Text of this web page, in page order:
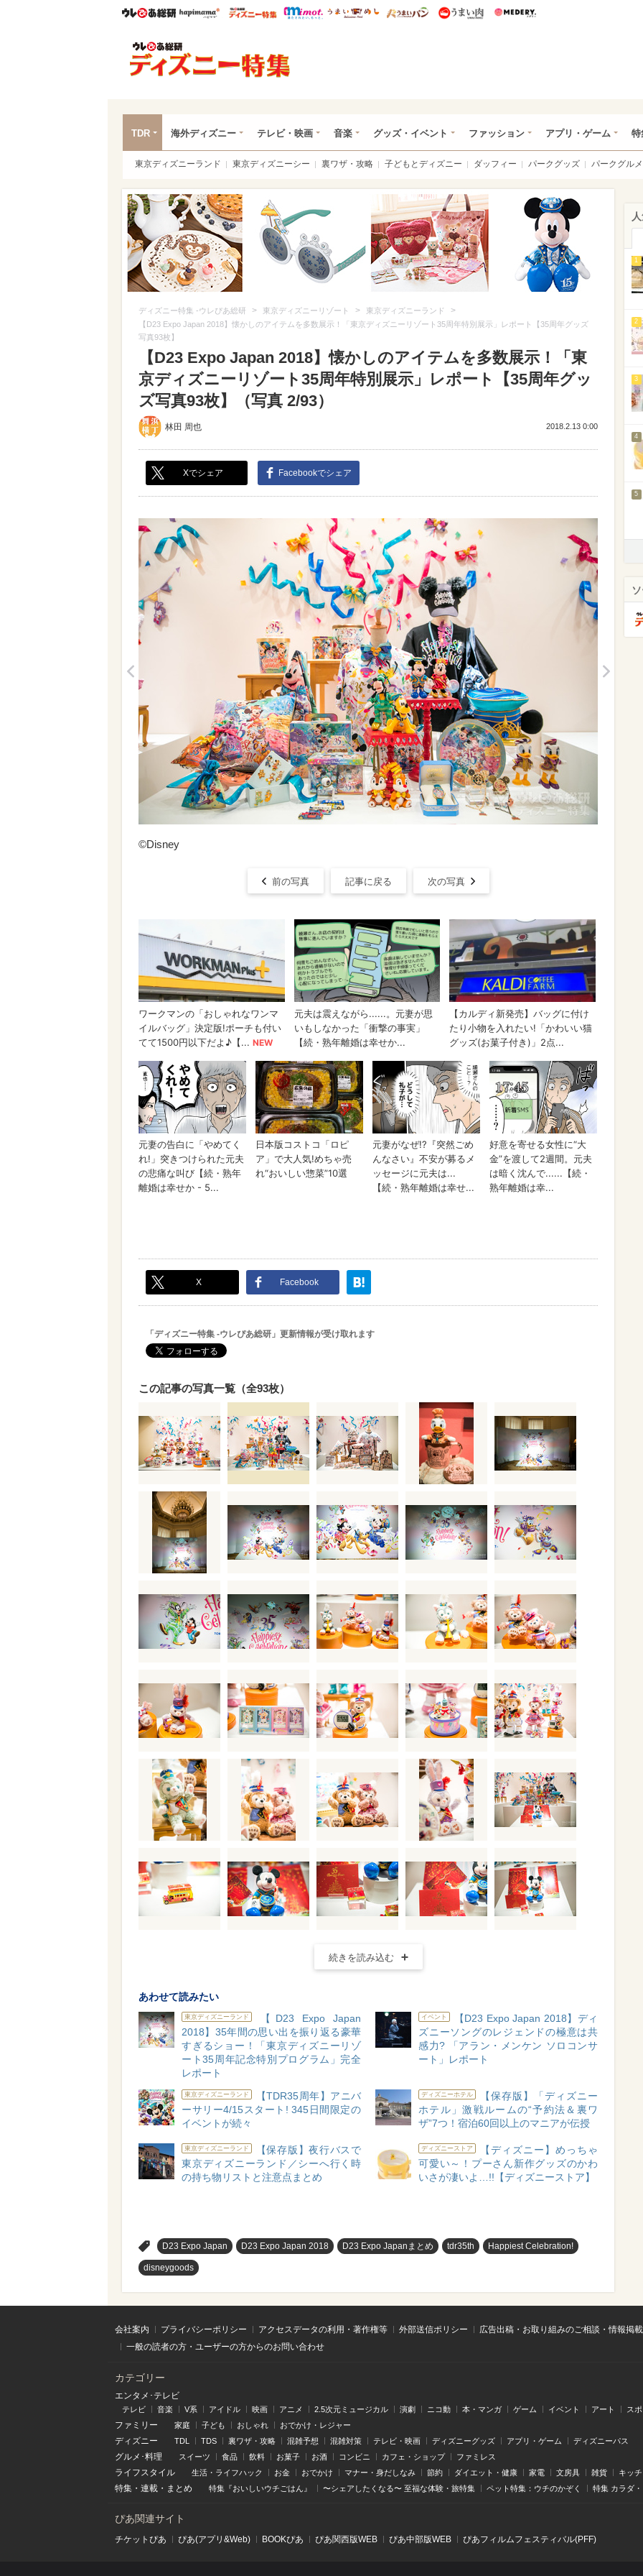
ウレぴあ総研ハピママ* ウレぴあ総研 ディズニー特集
mimot. うまいめし うまいパン うまい肉
TDR 海外ディズニー テレビ・映画 音楽 グッズ・イベント ファッション アプリ・ゲーム 特
東京ディズニーランド 東京ディズニーシー 裏ワザ・攻略 子どもとディズニー ダッフィー パークグッズ パークグルメ
ディズニー特集 -ウレぴあ総研 > 東京ディズニーリゾート > 東京ディズニーランド >
【D23 Expo Japan 2018】懐かしのアイテムを多数展示！「東京ディズニーリゾート35周年特別展示」レポート【35周年グッズ
写真93枚】
【D23 Expo Japan 2018】懐かしのアイテムを多数展示！「東
京ディズニーリゾート35周年特別展示」レポート【35周年グッ
ズ写真93枚】（写真 2/93）
林田 周也 2018.2.13 0:00
Xでシェア Facebookでシェア
©Disney
前の写真 記事に戻る 次の写真
X Facebook
「ディズニー特集 -ウレぴあ総研」更新情報が受け取れます
この記事の写真一覧（全93枚）
続きを読み込む
あわせて読みたい
東京ディズニーランド
【D23 Expo Japan
2018】35年間の思い出を振り返る豪華
すぎるショー！「東京ディズニーリゾ
ート35周年記念特別プログラム」完全
レポート
イベント
【D23 Expo Japan 2018】ディ
ズニーソングのレジェンドの極意は共
感力? 「アラン・メンケン ソロコンサ
ート」レポート
東京ディズニーランド
【TDR35周年】アニバ
ーサリー4/15スタート! 345日間限定の
イベントが続々
ディズニーホテル
【保存版】「ディズニー
ホテル」激戦ルームの“予約法＆裏ワ
ザ”7つ！宿泊60回以上のマニアが伝授
東京ディズニーランド
【保存版】夜行バスで
東京ディズニーランド／シーへ行く時
の持ち物リストと注意点まとめ
ディズニーストア
【ディズニー】めっちゃ
可愛い～！プーさん新作グッズのかわ
いさが凄いよ…!!【ディズニーストア】
D23 Expo Japan D23 Expo Japan 2018 D23 Expo Japanまとめ tdr35th Happiest Celebration!
disneygoods
1
2
3
4
5
会社案内 プライバシーポリシー アクセスデータの利用・著作権等 外部送信ポリシー
広告出稿・お取り組みのご相談・情報掲
一般の読者の方・ユーザーの方からのお問い合わせ
カテゴリー
エンタメ･テレビ
テレビ 音楽 V系 アイドル 映画 アニメ 2.5次元ミュージカル 演劇 ニコ動 本・マンガ ゲーム イベント アート ス
ファミリー 家庭 子ども おしゃれ おでかけ・レジャー
ディズニー TDL TDS 裏ワザ・攻略 混雑予想 混雑対策 テレビ・映画 ディズニーグッズ アプリ・ゲーム ディズニーパス
グルメ･料理 スイーツ 食品 飲料 お菓子 お酒 コンビニ カフェ・ショップ ファミレス
ライフスタイル 生活・ライフハック お金 おでかけ マナー・身だしなみ 節約 ダイエット・健康 家電 文房具 雑貨 キッ
特集 ・ 連載 ・ まとめ 特集『おいしいウチごはん』 〜シェアしたくなる〜 至福な体験・旅特集 ペット特集：ウチのかぞく 特集 カラダ
ぴあ関連サイト
チケットぴあ ぴあ(アプリ&Web) BOOKぴあ ぴあ関⻄版WEB ぴあ中部版WEB ぴあフィルムフェスティバル(PFF)